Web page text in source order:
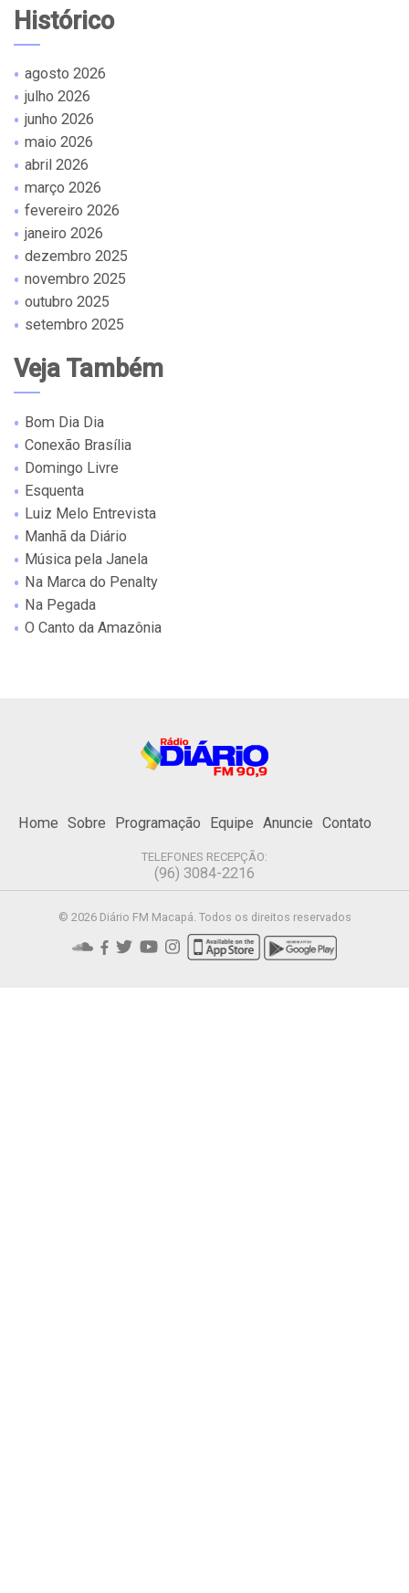
Histórico
agosto 2026
julho 2026
junho 2026
maio 2026
abril 2026
março 2026
fevereiro 2026
janeiro 2026
dezembro 2025
novembro 2025
outubro 2025
setembro 2025
Veja Também
Bom Dia Dia
Conexão Brasília
Domingo Livre
Esquenta
Luiz Melo Entrevista
Manhã da Diário
Música pela Janela
Na Marca do Penalty
Na Pegada
O Canto da Amazônia
Home Sobre Programação Equipe Anuncie Contato
TELEFONES RECEPÇÃO:
(96) 3084-2216
© 2026 Diário FM Macapá. Todos os direitos reservados